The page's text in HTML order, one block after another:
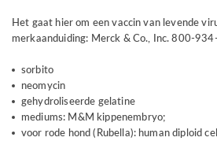
Het gaat hier om een vaccin van levende
merkaanduiding: Merck & Co., Inc. 800-
sorbito
neomycin
gehydroliseerde gelatine
mediums: M&M kippenembryo;
voor rode hond (Rubella): human diploid